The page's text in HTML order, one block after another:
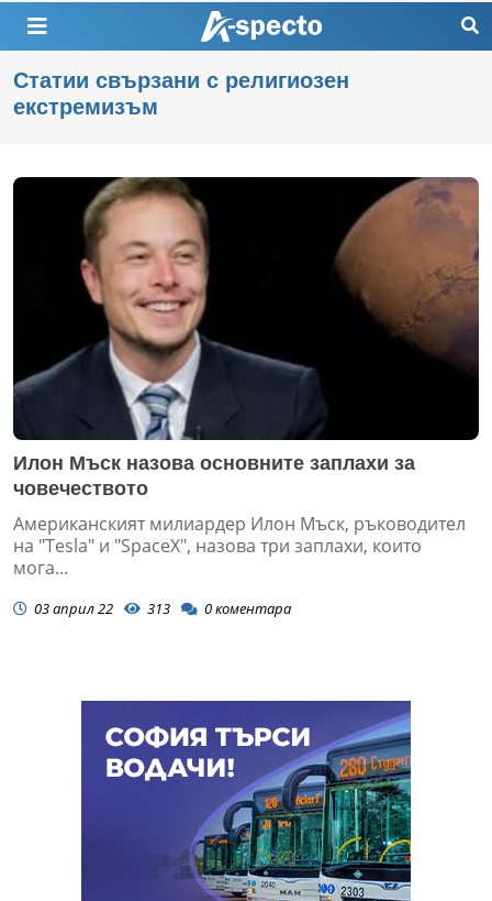
Статии свързани с религиозен
екстремизъм
Илон Мъск назова основните заплахи за
човечеството
Американският милиардер Илон Мъск, ръководител
на "Tesla" и "SpaceX", назова три заплахи, които
мога...
03 април 22 313 0коментара